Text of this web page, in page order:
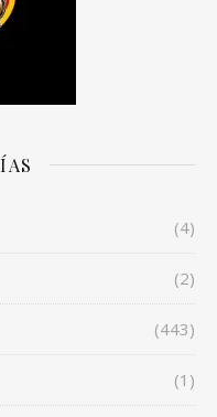
(4)
(2)
(443)
(1)